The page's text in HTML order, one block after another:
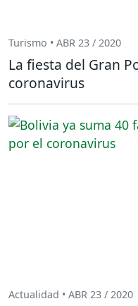
Turismo • ABR 23 / 2020
La fiesta del Gran
coronavirus
Actualidad • ABR 23 / 2020